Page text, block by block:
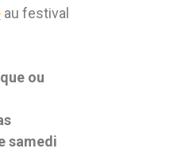
au festival
ou
samedi